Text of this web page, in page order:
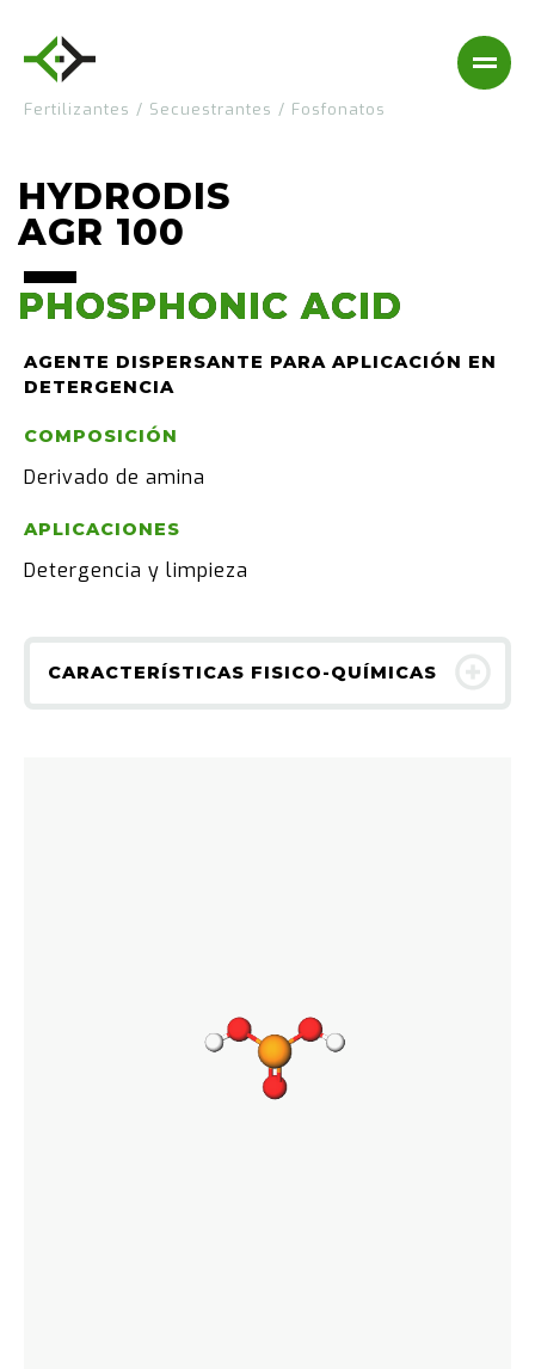
Fertilizantes / Secuestrantes / Fosfonatos
HYDRODIS
AGR 100
PHOSPHONIC ACID
PHOSPHONIC ACID
AGENTE DISPERSANTE PARA APLICACIÓN EN
DETERGENCIA
COMPOSICIÓN
Derivado de amina
APLICACIONES
Detergencia y limpieza
CARACTERÍSTICAS FISICO-QUÍMICAS